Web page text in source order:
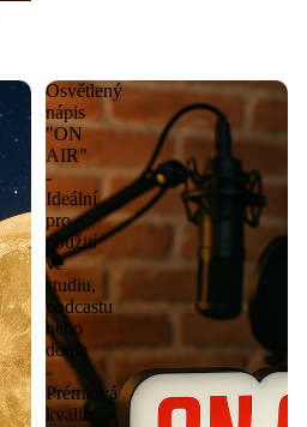
Osvětlený
nápis
"ON
AIR"
-
Ideální
pro
použití
ve
studiu,
podcastu
nebo
doma
-
Prémiová
kvalita